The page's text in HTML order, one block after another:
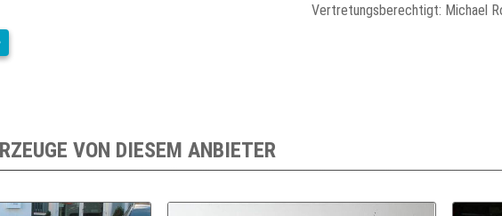
Vertretungsberechtigt: Michael
VON DIESEM ANBIETER